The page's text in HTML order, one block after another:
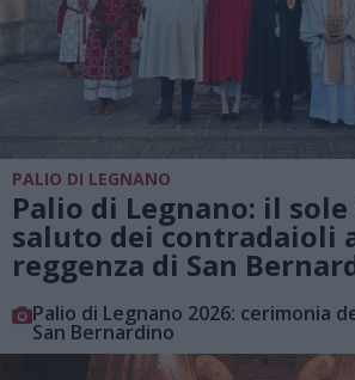
PALIO DI LEGNANO
Palio di Legnano: il
saluto dei contradaioli
reggenza di San
Palio di Legnano 2026: cerimonia
San Bernardino